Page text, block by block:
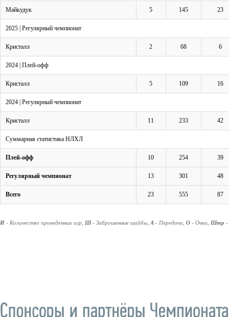
Майкудук 5 145 23
2025 | Регулярный чемпионат
Кристалл 2 68 6
2024 | Плей-офф
Кристалл 5 109 16
2024 | Регулярный чемпионат
Кристалл 11 233 42
Суммарная статистика НЛХЛ
Плей-офф 10 254 39
Регулярный чемпионат 13 301 48
Всего 23 555 87
И - Количество проведенных игр, Ш - Заброшенные шайбы, А - Передачи, О - Очки, Штр -